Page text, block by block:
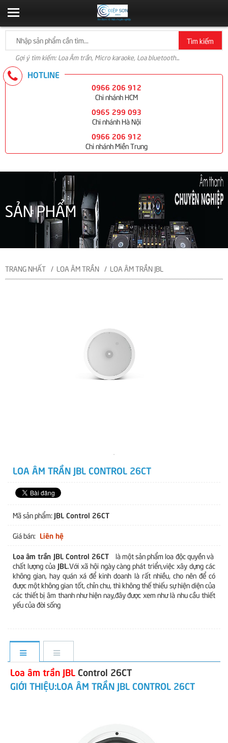
Tìm kiếm
Gợi ý tìm kiếm: Loa Âm trần, Micro karaoke, Loa bluetooth...
HOTLINE
0966 206 912
Chi nhánh HCM
0965 299 093
Chi nhánh Hà Nội
0966 206 912
Chi nhánh Miền Trung
SẢN PHẨM
TRANG NHẤT LOA ÂM TRẦN LOA ÂM TRẦN JBL
LOA ÂM TRẦN JBL CONTROL 26CT
Mã sản phẩm: JBL Control 26CT
Giá bán: Liên hệ
Loa âm trần JBL Control 26CTlà một sản phẩm loa độc quyền và
chất lượng của JBL.Với xã hội ngày càng phát triển,việc xây dựng các
không gian, hay quán xá để kinh doanh là rất nhiều, cho nên để có
được một không gian tốt, chỉn chu, thì không thế thiếu sự hiện diện của
các thiết bị âm thanh như hiện nay,đây được xem như là nhu cầu thiết
yếu của đời sống
Loa âm trần JBL Control 26CT
GIỚI THIỆU:LOA ÂM TRẦN JBL CONTROL 26CT